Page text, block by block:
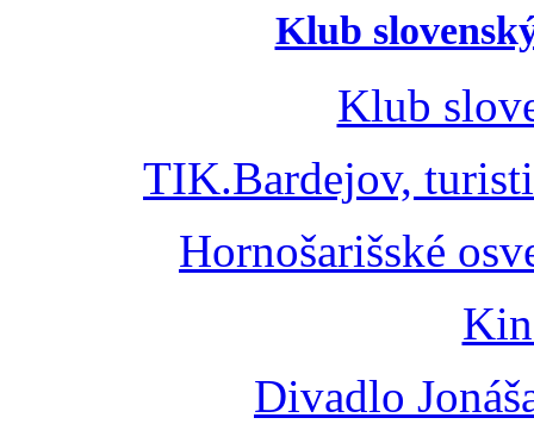
Klub
Klub
TIK.Bardejov,
Hornošarišské
Divadlo